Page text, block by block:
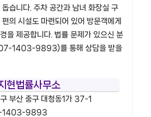
습니다. 주차 공간과 남녀 화장실 구
의 시설도 마련되어 있어 방문객에게
을 제공합니다. 법률 문제가 있으신 분
1403-9893)를 통해 상담을 받을
현법률사무소
부산 중구 대청동1가 37-1
1403-9893